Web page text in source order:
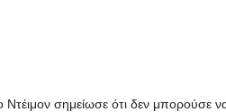
Ντέιμον σημείωσε ότι δεν